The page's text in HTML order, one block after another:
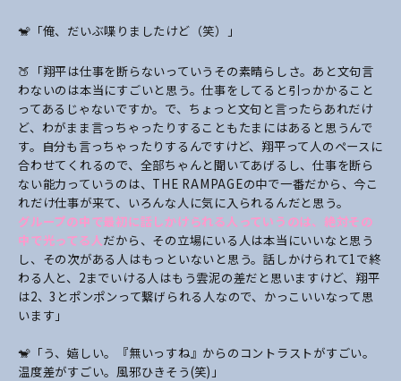
🐒「俺、だいぶ喋りましたけど（笑）」
🍑「翔平は仕事を断らないっていうその素晴らしさ。あと文句言
わないのは本当にすごいと思う。仕事をしてると引っかかること
ってあるじゃないですか。で、ちょっと文句と言ったらあれだけ
ど、わがまま言っちゃったりすることもたまにはあると思うんで
す。自分も言っちゃったりするんですけど、翔平って人のペースに
合わせてくれるので、全部ちゃんと聞いてあげるし、仕事を断ら
ない能力っていうのは、THE RAMPAGEの中で一番だから、今こ
れだけ仕事が来て、いろんな人に気に入られるんだと思う。
グループの中で最初に話しかけられる人っていうのは、絶対その
中で光ってる人だから、その立場にいる人は本当にいいなと思う
し、その次がある人はもっといないと思う。話しかけられて1で終
わる人と、2までいける人はもう雲泥の差だと思いますけど、翔平
は2、3とポンポンって繋げられる人なので、かっこいいなって思
います」
🐒「う、嬉しい。『無いっすね』からのコントラストがすごい。
温度差がすごい。風邪ひきそう(笑)」